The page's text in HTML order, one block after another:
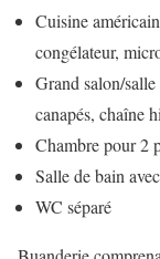
Cuisine
congélateur,
Grand salon/
canapés, chaîne
Chambre pour 2
Salle de bain
WC séparé